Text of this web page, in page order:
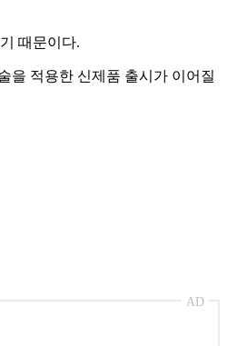
때문이다.
을 적용한 신제품 출시가 이어질
AD